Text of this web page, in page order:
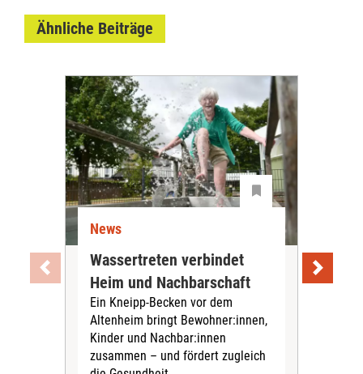
Ähnliche Beiträge
News
Wassertreten verbindet
Heim und Nachbarschaft
Ein Kneipp-Becken vor dem
Altenheim bringt Bewohner:innen,
Kinder und Nachbar:innen
zusammen – und fördert zugleich